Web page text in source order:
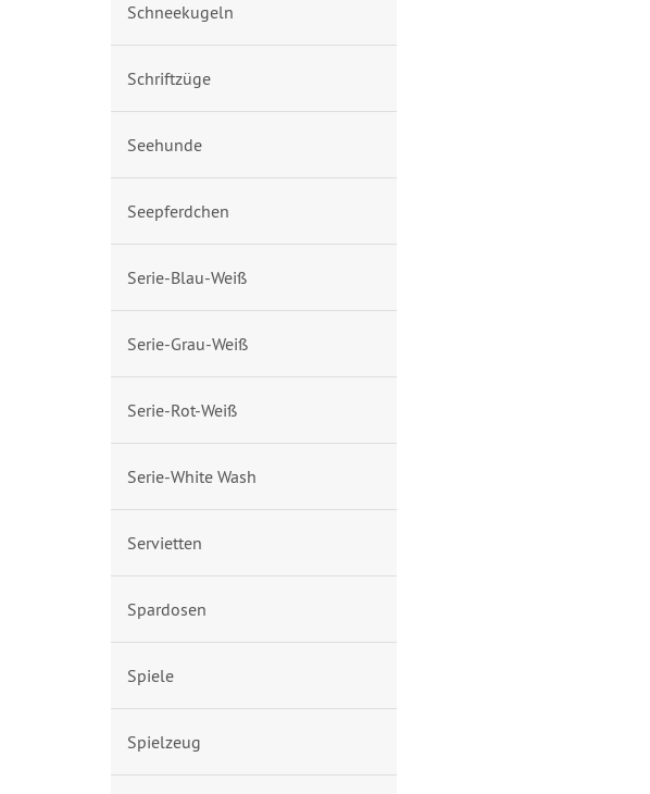
Schneekugeln
Schriftzüge
Seehunde
Seepferdchen
Serie-Blau-Weiß
Serie-Grau-Weiß
Serie-Rot-Weiß
Serie-White Wash
Servietten
Spardosen
Spiele
Spielzeug